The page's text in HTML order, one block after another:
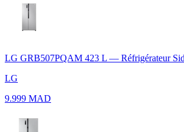
LG GRB507PQAM 423 L — Réfrigérateur
LG
9.999 MAD